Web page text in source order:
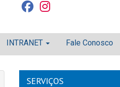
INTRANET Fale Conosco
SERVIÇOS